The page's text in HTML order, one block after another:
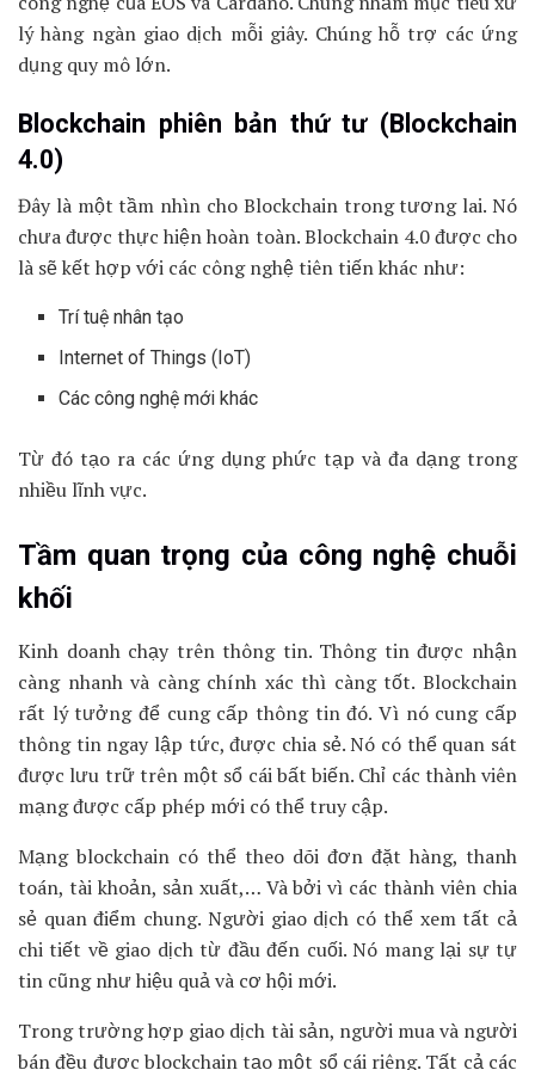
lý hàng ngàn giao dịch mỗi giây. Chúng hỗ trợ các ứng
dụng quy mô lớn.
Blockchain phiên bản thứ tư (Blockchain
4.0)
Đây là một tầm nhìn cho Blockchain trong tương lai. Nó
chưa được thực hiện hoàn toàn. Blockchain 4.0 được cho
là sẽ kết hợp với các công nghệ tiên tiến khác như:
Trí tuệ nhân tạo
Internet of Things (IoT)
Các công nghệ mới khác
Từ đó tạo ra các ứng dụng phức tạp và đa dạng trong
nhiều lĩnh vực.
Tầm quan trọng của công nghệ chuỗi
khối
Kinh doanh chạy trên thông tin. Thông tin được nhận
càng nhanh và càng chính xác thì càng tốt. Blockchain
rất lý tưởng để cung cấp thông tin đó. Vì nó cung cấp
thông tin ngay lập tức, được chia sẻ. Nó có thể quan sát
được lưu trữ trên một sổ cái bất biến. Chỉ các thành viên
mạng được cấp phép mới có thể truy cập.
Mạng blockchain có thể theo dõi đơn đặt hàng, thanh
toán, tài khoản, sản xuất,… Và bởi vì các thành viên chia
sẻ quan điểm chung. Người giao dịch có thể xem tất cả
chi tiết về giao dịch từ đầu đến cuối. Nó mang lại sự tự
tin cũng như hiệu quả và cơ hội mới.
Trong trường hợp giao dịch tài sản, người mua và người
bán đều được blockchain tạo một sổ cái riêng. Tất cả các